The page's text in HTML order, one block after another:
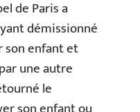
de Paris a
démissionné
son enfant et
une autre
le